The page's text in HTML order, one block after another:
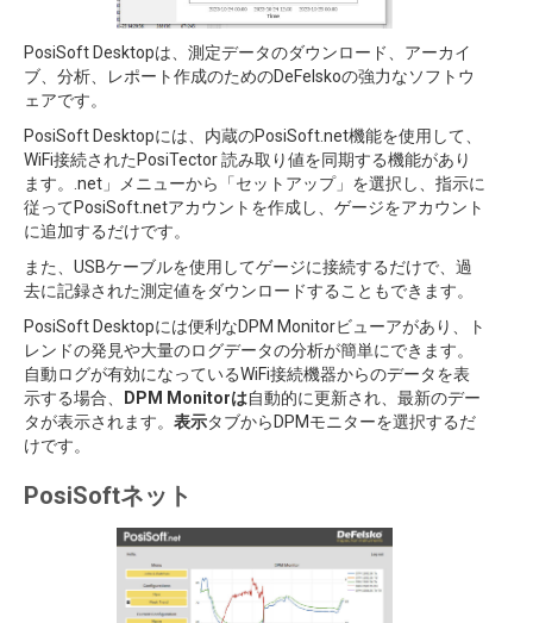
PosiSoft Desktopは、測定データのダウンロード、アーカイ
ブ、分析、レポート作成のためのDeFelskoの強力なソフトウ
ェアです。
PosiSoft Desktopには、内蔵のPosiSoft.net機能を使用して、
WiFi接続されたPosiTector 読み取り値を同期する機能があり
ます。.net」メニューから「セットアップ」を選択し、指示に
従ってPosiSoft.netアカウントを作成し、ゲージをアカウント
に追加するだけです。
また、USBケーブルを使用してゲージに接続するだけで、過
去に記録された測定値をダウンロードすることもできます。
PosiSoft Desktopには便利なDPM Monitorビューアがあり、ト
レンドの発見や大量のログデータの分析が簡単にできます。
自動ログが有効になっているWiFi接続機器からのデータを表
示する場合、
DPM Monitorは自動的に更新され、最新のデー
タが表示されます。 表示タブからDPMモニターを選択するだ
けです。
PosiSoftネット